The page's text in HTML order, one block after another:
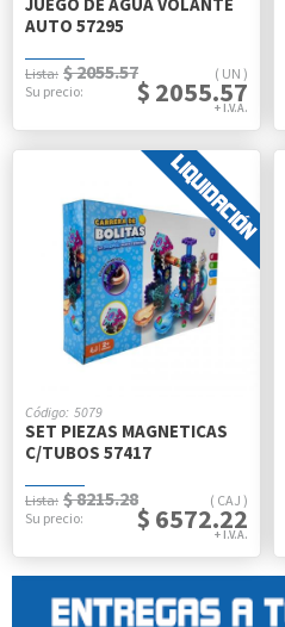
AUTO 57295
UN
$ 2055.57
$ 2055.57
5079
SET PIEZAS MAGNETICAS
C/TUBOS 57417
CAJ
$ 8215.28
$ 6572.22